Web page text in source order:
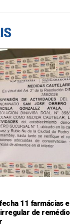
11 farmácias
de